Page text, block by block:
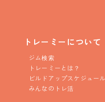
トレーミーについて
ジム検索
トレーミーとは？
ビルドアップスケジュール
みんなのトレ活